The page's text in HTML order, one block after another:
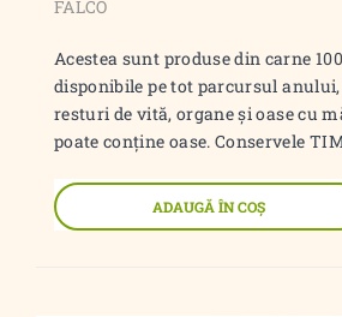
FALCO
Acestea sunt produse din carne
disponibile pe tot parcursul
resturi de vită, organe și oase cu
poate conține oase. Conservele
ADAUGĂ ÎN COŞ